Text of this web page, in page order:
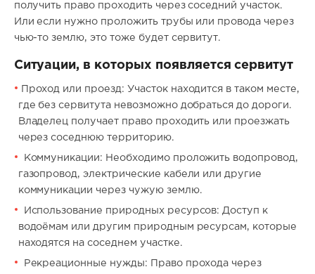
получить право проходить через соседний участок.
Или если нужно проложить трубы или провода через
чью-то землю, это тоже будет сервитут.
Ситуации, в которых появляется сервитут
Проход или проезд: Участок находится в таком месте,
где без сервитута невозможно добраться до дороги.
Владелец получает право проходить или проезжать
через соседнюю территорию.
Коммуникации: Необходимо проложить водопровод,
газопровод, электрические кабели или другие
коммуникации через чужую землю.
Использование природных ресурсов: Доступ к
водоёмам или другим природным ресурсам, которые
находятся на соседнем участке.
Рекреационные нужды: Право прохода через